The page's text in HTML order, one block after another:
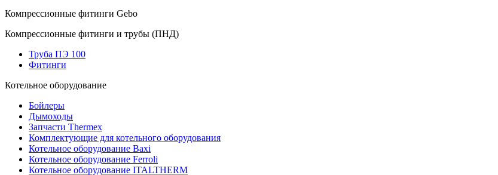
Компрессионные фитинги Gebo
Компрессионные фитинги и трубы (ПНД)
Труба ПЭ 100
Фитинги
Котельное оборудование
Бойлеры
Дымоходы
Запчасти Thermex
Комплектующие для котельного оборудования
Котельное оборудование Baxi
Котельное оборудование Ferroli
Котельное оборудование ITALTHERM